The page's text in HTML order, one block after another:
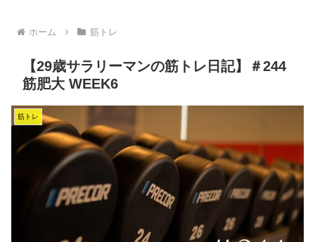
ホーム 筋トレ
【29歳サラリーマンの筋トレ日記】＃244
筋肥大 WEEK6
筋トレ